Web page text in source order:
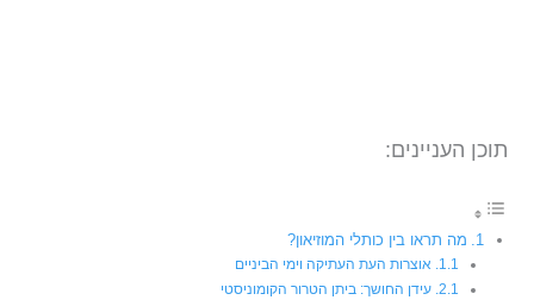
תוכן העניינים:
מה תראו בין כותלי המוזיאון?
אוצרות העת העתיקה וימי הביניים
עידן החושך: ביתן הטרור הקומוניסטי